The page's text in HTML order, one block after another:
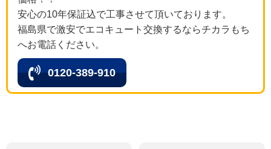
安心の10年保証込で工事させて頂いております。
福島県で激安でエコキュート交換するならチカラもち
へお電話ください。
0120-389-910